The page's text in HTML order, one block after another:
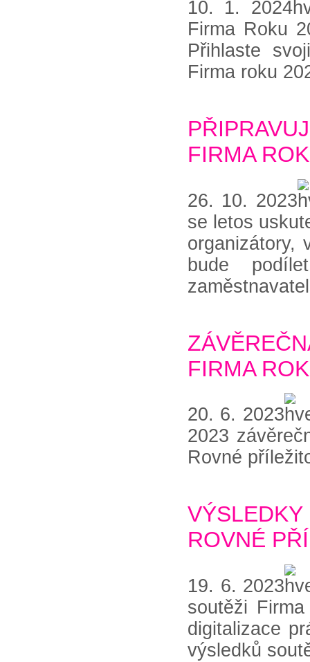
10. 1. 2024
Firma Roku
Přihlaste
Firma roku
FIRMA
26. 10. 2023
se letos
organizátory,
bude
FIRMA
20. 6. 2023
2023
Rovné
ROVNÉ
19. 6. 2023
soutěži
digitalizace
výsledků